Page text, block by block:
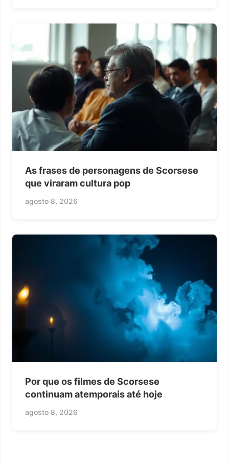
As frases de personagens de Scorsese
que viraram cultura pop
agosto 8, 2026
Por que os filmes de Scorsese
continuam atemporais até hoje
agosto 8, 2026